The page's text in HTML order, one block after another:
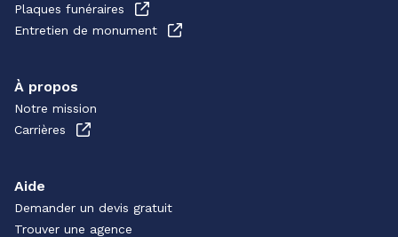
Plaques funéraires
Entretien de monument
À propos
Notre mission
Carrières
Aide
Demander un devis gratuit
Trouver une agence